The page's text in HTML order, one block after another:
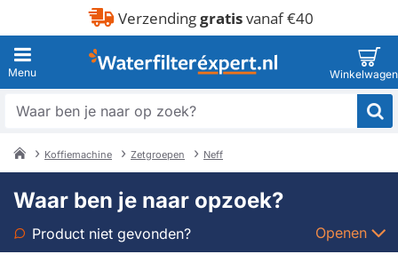
Verzendinggratisvanaf €40
Waar
zoek?
Koffiemachine Zetgroepen Neff
Waar ben je naar opzoek?
Product niet gevonden? Openen